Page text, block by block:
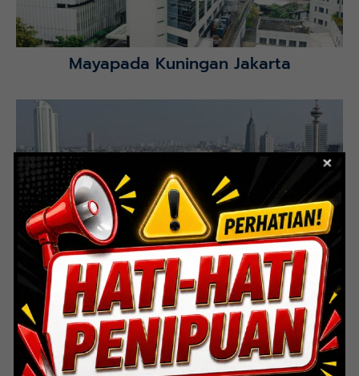
Mayapada Kuningan Jakarta
Lihat Detail Proyek
Indoor Multifunction Stadium (FIBA)
Senayan
Lihat Detail Proyek